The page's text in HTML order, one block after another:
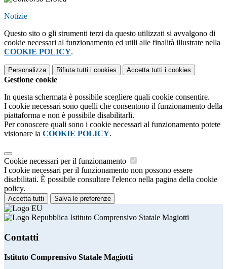
Notizie
Questo sito o gli strumenti terzi da questo utilizzati si avvalgono di
cookie necessari al funzionamento ed utili alle finalità illustrate nella
COOKIE POLICY.
Personalizza Rifiuta tutti i cookies Accetta tutti i cookies
Gestione cookie
In questa schermata è possibile scegliere quali cookie consentire.
I cookie necessari sono quelli che consentono il funzionamento della
piattaforma e non è possibile disabilitarli.
Per conoscere quali sono i cookie necessari al funzionamento potete
visionare la COOKIE POLICY.
Cookie necessari per il funzionamento
I cookie necessari per il funzionamento non possono essere
disabilitati. È possibile consultare l'elenco nella pagina della cookie
policy.
Accetta tutti Salva le preferenze
Istituto Comprensivo Statale Magiotti
Contatti
Istituto Comprensivo Statale Magiotti